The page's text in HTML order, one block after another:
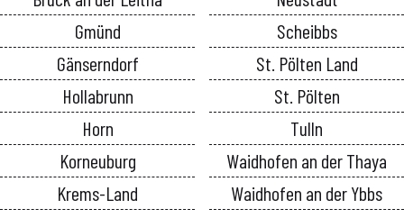
Gmünd
Gänserndorf
Hollabrunn
Horn
Korneuburg
Krems-Land
Scheibbs
St. Pölten Land
St. Pölten
Tulln
Waidhofen an der Thaya
Waidhofen an der Ybbs